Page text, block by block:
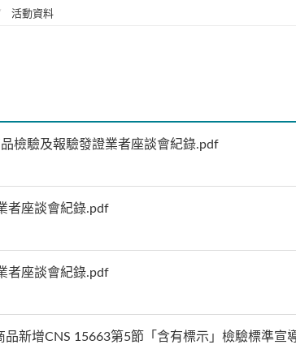
活動資料
檢驗及報驗發證業者座談會紀錄.pdf
者座談會紀錄.pdf
者座談會紀錄.pdf
新增CNS 15663第5節「含有標示」檢驗標準宣